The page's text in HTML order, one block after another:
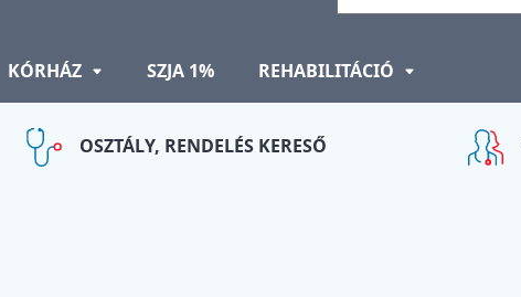
KÓRHÁZ SZJA 1% REHABILITÁCIÓ
OSZTÁLY, RENDELÉS KERESŐ